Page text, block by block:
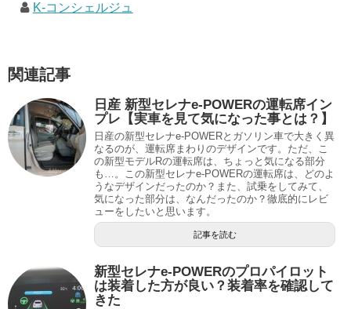
K-コンシェルジュ
関連記事
日産 新型セレナe-POWERの運転席イン
プレ【実車を見て気になった事とは？】
日産の新型セレナe-POWERとガソリン車で大きく異
なるのが、運転席まわりのデザインです。ただ、こ
の新型モデルRの運転席は、ちょっと気になる部分
も…。この新型セレナe-POWERの運転席は、どのよ
うなデザインだったのか？また、試乗をしてみて、
気になった部分は、なんだったのか？徹底的にレビ
ューをしたいと思います。
記事を読む
新型セレナe-POWERのプロパイロット
は装着した方が良い？装着率を確認して
きた